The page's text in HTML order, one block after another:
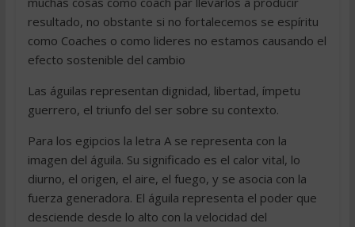
resultado, no obstante si no fortalecemos se espíritu
como Coaches o como lideres no estamos causando el
efecto sostenible del cambio
Las águilas representan dignidad, libertad, ímpetu
guerrero, el triunfo del ser sobre su contexto.
Para los egipcios la letra A se representa con la
imagen del águila. Su significado es el calor vital, lo
diurno, el origen, el aire, el fuego, y se asocia con la
fuerza generadora. El águila representa el poder que
desciende desde lo alto con la velocidad del